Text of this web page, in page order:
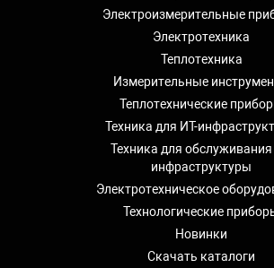
Электроизмерительные
Электротехника
Теплотехника
Измерительные
Теплотехнические
Техника для ИТ-
Техника для обслуживания
инфраструктуры
Электротехническое
Технологические
Новинки
Скачать каталоги